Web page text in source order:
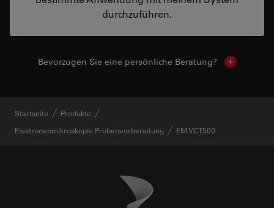
durchzuführen.
Bevorzugen Sie eine persönliche Beratung? Show
Startseite
Produkte
Elektronenmikroskopie Probenvorbereitung
EM VCT500
Danaher Logo